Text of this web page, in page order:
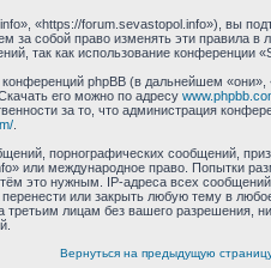
«https://forum.sevastopol.info»), вы
за собой право изменять эти правила
так как использование конференции
phpBB (в дальнейшем «они»,
его можно по адресу
за то, что администрация
.
порнографических сообщений,
или международное право. Попытки
это нужным. IP-адреса всех
или закрыть любую тему в
лицам без вашего разрешения,
Вернуться на предыдущую